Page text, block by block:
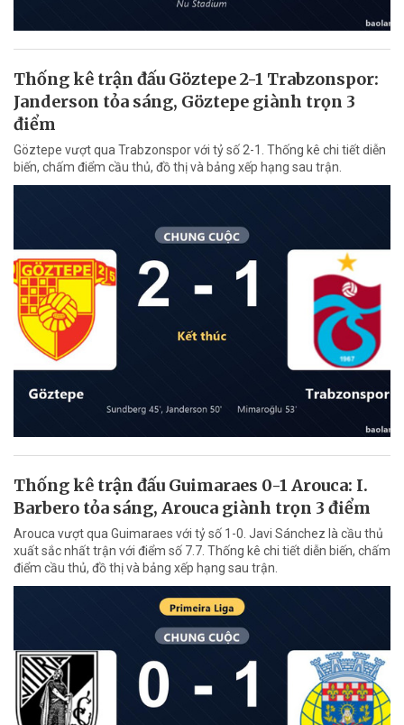
Thống kê trận đấu Göztepe 2-1 Trabzonspor:
Janderson tỏa sáng, Göztepe giành trọn 3
điểm
Göztepe vượt qua Trabzonspor với tỷ số 2-1. Thống kê chi tiết diễn
biến, chấm điểm cầu thủ, đồ thị và bảng xếp hạng sau trận.
Thống kê trận đấu Guimaraes 0-1 Arouca: I.
Barbero tỏa sáng, Arouca giành trọn 3 điểm
Arouca vượt qua Guimaraes với tỷ số 1-0. Javi Sánchez là cầu thủ
xuất sắc nhất trận với điểm số 7.7. Thống kê chi tiết diễn biến, chấm
điểm cầu thủ, đồ thị và bảng xếp hạng sau trận.